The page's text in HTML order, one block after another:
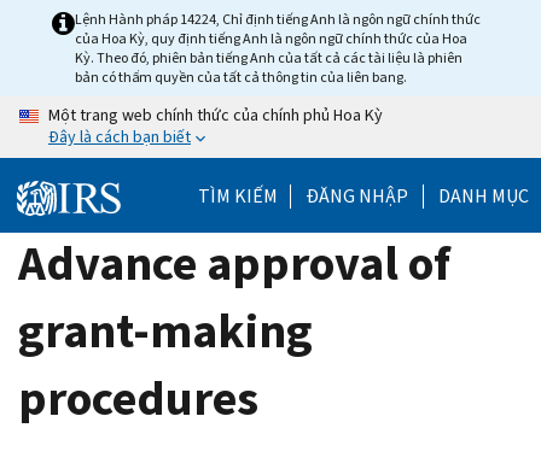
Lệnh Hành pháp 14224, Chỉ định tiếng Anh là ngôn ngữ chính thức
của Hoa Kỳ, quy định tiếng Anh là ngôn ngữ chính thức của Hoa
Kỳ. Theo đó, phiên bản tiếng Anh của tất cả các tài liệu là phiên
bản có thẩm quyền của tất cả thông tin của liên bang.
Một trang web chính thức của chính phủ Hoa Kỳ
Đây là cách bạn biết
TÌM KIẾM ĐĂNG NHẬP DANH MỤC
Advance approval of
grant-making
procedures